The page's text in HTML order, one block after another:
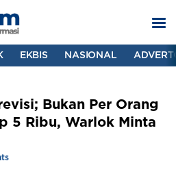
EKBIS NASIONAL
Bukan Per Orang
5 Ribu, Warlok Minta